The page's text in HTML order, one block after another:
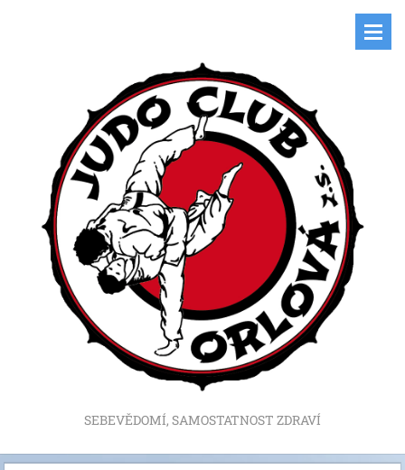
SEBEVĚDOMÍ, SAMOSTATNOST ZDRAVÍ